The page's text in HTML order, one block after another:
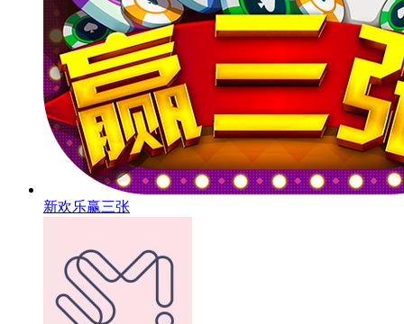
新欢乐赢三张